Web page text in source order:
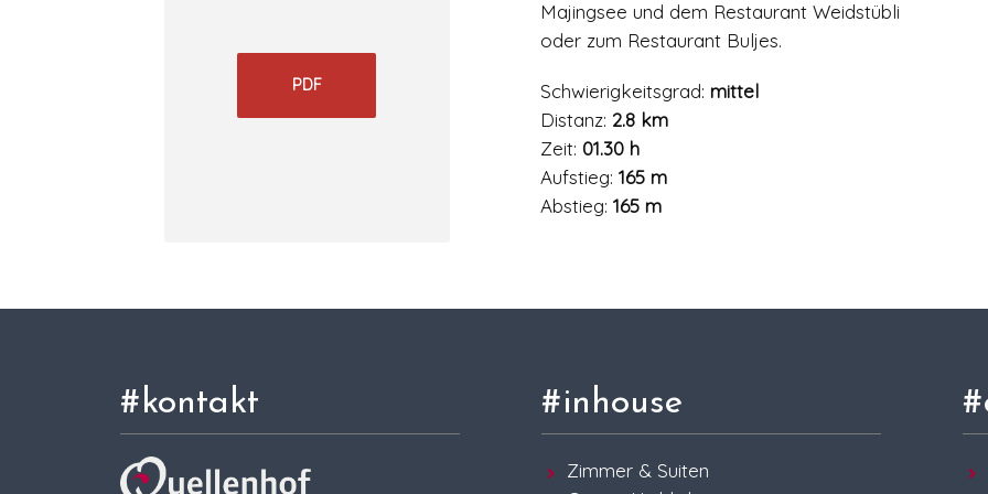
Majingsee und dem Restaurant Weidstübli
oder zum Restaurant Buljes.
Schwierigkeitsgrad: mittel
Distanz: 2.8 km
Zeit: 01.30 h
Aufstieg:165 m
Abstieg:165 m
PDF
#kontakt #inhouse
Zimmer & Suiten